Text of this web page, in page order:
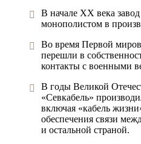
В начале XX века
монополистом в
Во время Первой
перешли в
контакты с военными
В годы Великой
«Севкабель»
включая «кабель
обеспечения связи
и остальной страной.